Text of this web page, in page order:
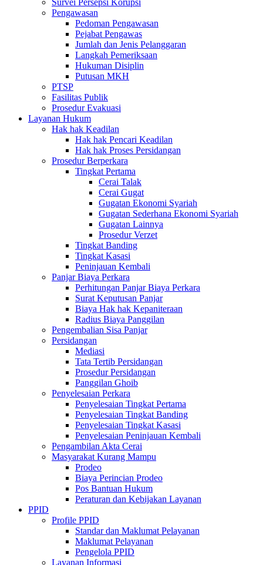
Survei Persepsi Korupsi
Pengawasan
Pedoman Pengawasan
Pejabat Pengawas
Jumlah dan Jenis Pelanggaran
Langkah Pemeriksaan
Hukuman Disiplin
Putusan MKH
PTSP
Fasilitas Publik
Prosedur Evakuasi
Layanan Hukum
Hak hak Keadilan
Hak hak Pencari Keadilan
Hak hak Proses Persidangan
Prosedur Berperkara
Tingkat Pertama
Cerai Talak
Cerai Gugat
Gugatan Ekonomi Syariah
Gugatan Sederhana Ekonomi Syariah
Gugatan Lainnya
Prosedur Verzet
Tingkat Banding
Tingkat Kasasi
Peninjauan Kembali
Panjar Biaya Perkara
Perhitungan Panjar Biaya Perkara
Surat Keputusan Panjar
Biaya Hak hak Kepaniteraan
Radius Biaya Panggilan
Pengembalian Sisa Panjar
Persidangan
Mediasi
Tata Tertib Persidangan
Prosedur Persidangan
Panggilan Ghoib
Penyelesaian Perkara
Penyelesaian Tingkat Pertama
Penyelesaian Tingkat Banding
Penyelesaian Tingkat Kasasi
Penyelesaian Peninjauan Kembali
Pengambilan Akta Cerai
Masyarakat Kurang Mampu
Prodeo
Biaya Perincian Prodeo
Pos Bantuan Hukum
Peraturan dan Kebijakan Layanan
PPID
Profile PPID
Standar dan Maklumat Pelayanan
Maklumat Pelayanan
Pengelola PPID
Layanan Informasi